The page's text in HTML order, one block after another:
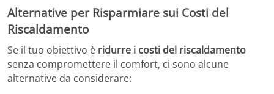
Alternative per Risparmiare sui Costi del
Riscaldamento
Se il tuo obiettivo è ridurre i costi del riscaldamento
senza compromettere il comfort, ci sono alcune
alternative da considerare: